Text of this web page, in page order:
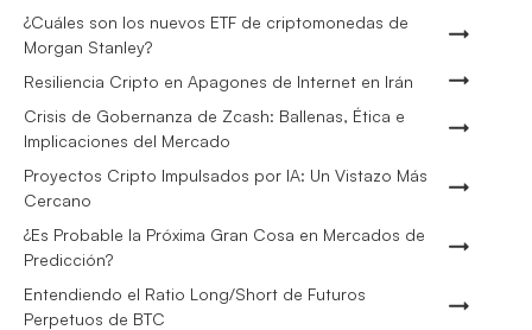
¿Cuáles son los nuevos ETF de criptomonedas de
Morgan Stanley?
Resiliencia Cripto en Apagones de Internet en Irán
Crisis de Gobernanza de Zcash: Ballenas, Ética e
Implicaciones del Mercado
Proyectos Cripto Impulsados por IA: Un Vistazo Más
Cercano
¿Es Probable la Próxima Gran Cosa en Mercados de
Predicción?
Entendiendo el Ratio Long/Short de Futuros
Perpetuos de BTC